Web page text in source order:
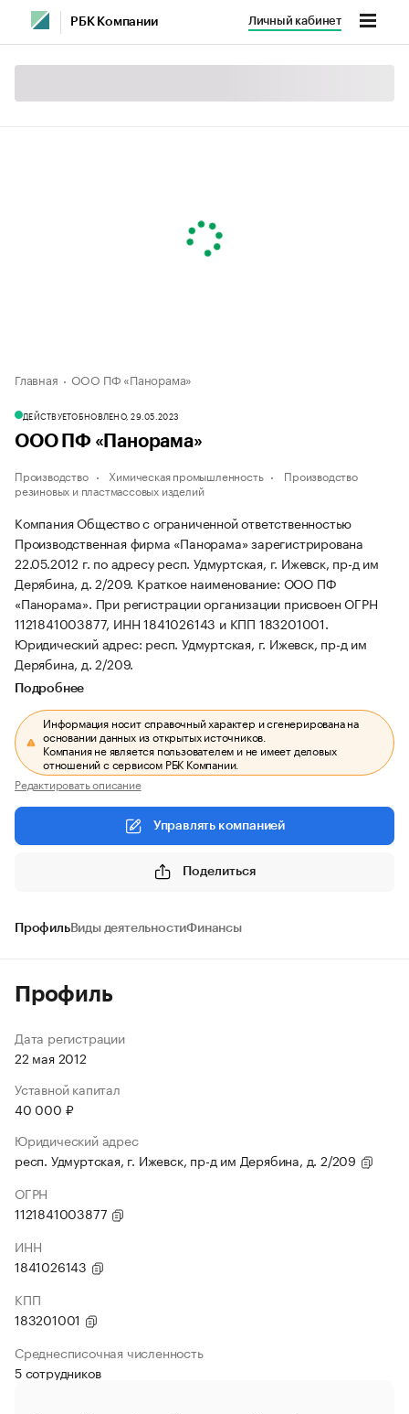
РБК Компании Личный кабинет
Главная ООО ПФ «Панорама»
ДЕЙСТВУЕТОБНОВЛЕНО, 29.05.2023
ООО ПФ «Панорама»
Производство Химическая промышленность
Производство
резиновых и пластмассовых изделий
Компания Общество с ограниченной ответственностью
Производственная фирма «Панорама» зарегистрирована
22.05.2012 г. по адресу респ. Удмуртская, г. Ижевск, пр-д им
Дерябина, д. 2/209. Краткое наименование: ООО ПФ
«Панорама». При регистрации организации присвоен ОГРН
1121841003877, ИНН 1841026143 и КПП 183201001.
Юридический адрес: респ. Удмуртская, г. Ижевск, пр-д им
Дерябина, д. 2/209.
Подробнее
Информация носит справочный характер и сгенерирована на
основании данных из открытых источников.
Компания не является пользователем и не имеет деловых
отношений с сервисом РБК Компании.
Редактировать описание
Управлять компанией
Поделиться
ПрофильВиды деятельностиФинансы
Профиль
Дата регистрации
22 мая 2012
Уставной капитал
40 000 ₽
Юридический адрес
респ. Удмуртская, г. Ижевск, пр-д им Дерябина, д. 2/209
ОГРН
1121841003877
ИНН
1841026143
КПП
183201001
Среднесписочная численность
5 сотрудников